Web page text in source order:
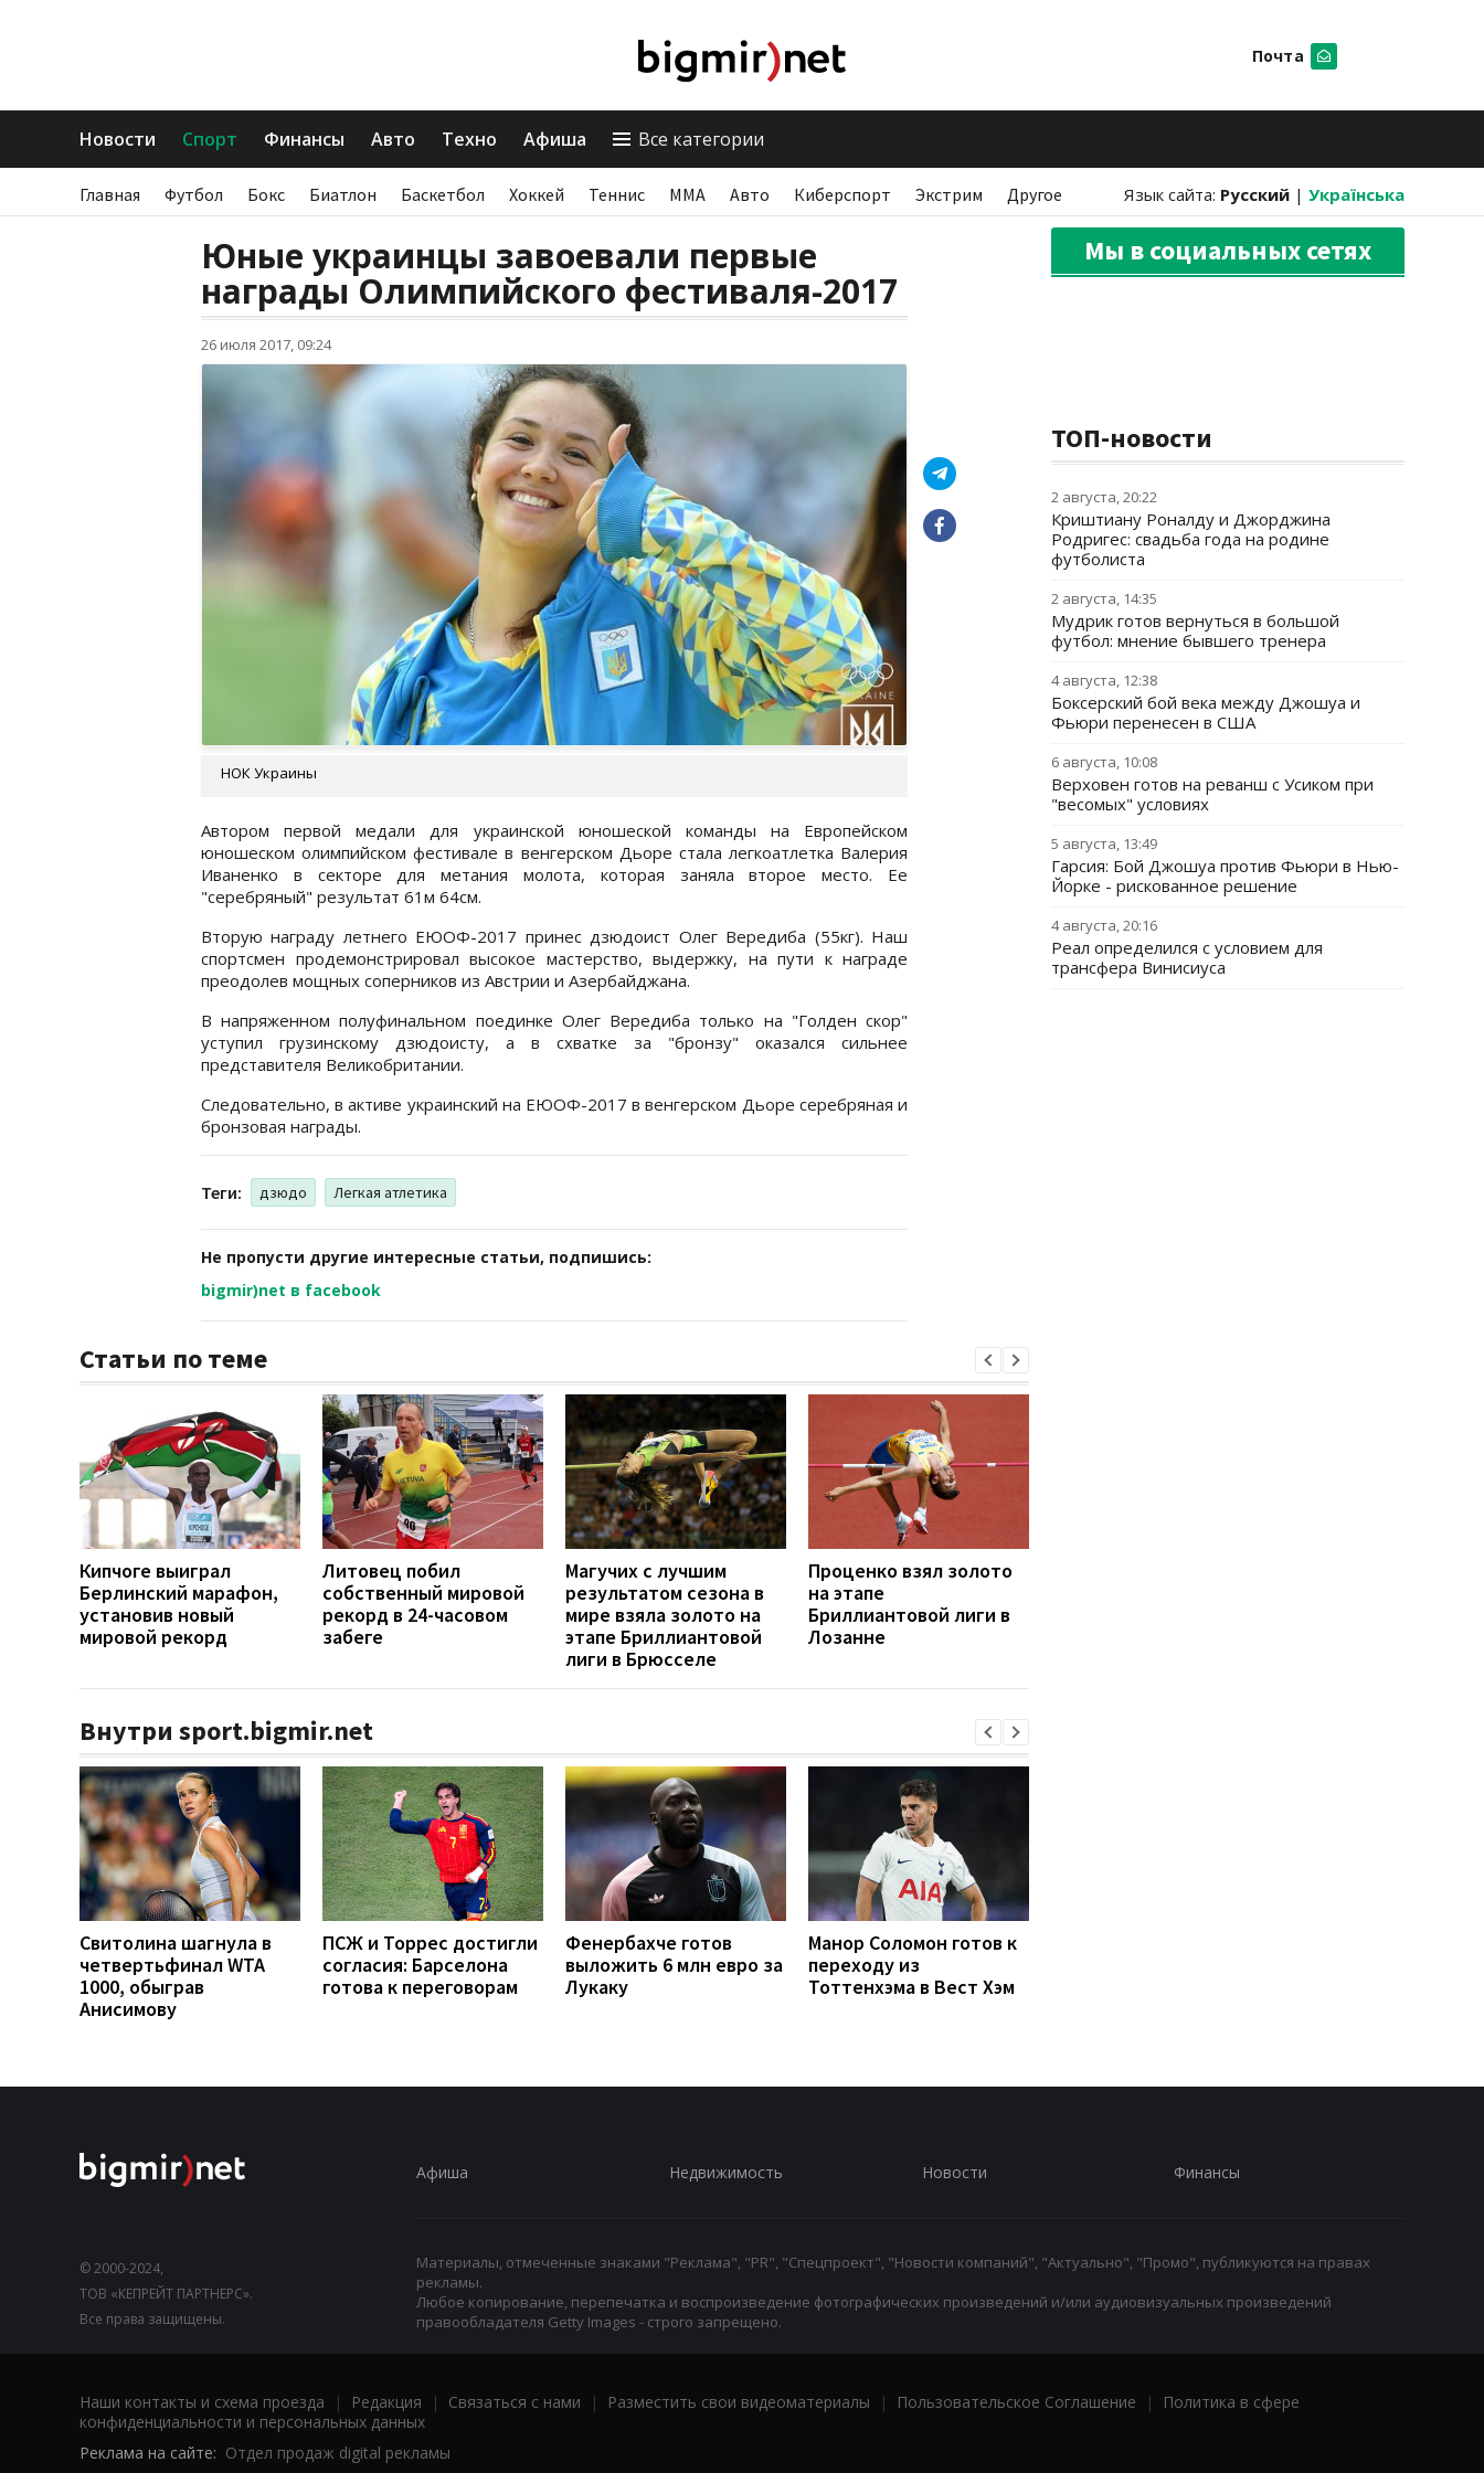
Почта
Новости Спорт Финансы Авто Техно Афиша Все категории
Главная Футбол Бокс Биатлон Баскетбол Хоккей Теннис ММА Авто Киберспорт Экстрим Другое Язык сайта: Русский | Українська
Юные украинцы завоевали первые
награды Олимпийского фестиваля-2017
26 июля 2017, 09:24
НОК Украины
Автором первой медали для украинской юношеской команды на Европейском
юношеском олимпийском фестивале в венгерском Дьоре стала легкоатлетка Валерия
Иваненко в секторе для метания молота, которая заняла второе место. Ее
"серебряный" результат 61м 64см.
Вторую награду летнего ЕЮОФ-2017 принес дзюдоист Олег Вередиба (55кг). Наш
спортсмен продемонстрировал высокое мастерство, выдержку, на пути к награде
преодолев мощных соперников из Австрии и Азербайджана.
В напряженном полуфинальном поединке Олег Вередиба только на "Голден скор"
уступил грузинскому дзюдоисту, а в схватке за "бронзу" оказался сильнее
представителя Великобритании.
Следовательно, в активе украинский на ЕЮОФ-2017 в венгерском Дьоре серебряная и
бронзовая награды.
Теги: дзюдо Легкая атлетика
Не пропусти другие интересные статьи, подпишись:
bigmir)net в facebook
Статьи по теме
Кипчоге выиграл
Берлинский марафон,
установив новый
мировой рекорд
Литовец побил
собственный мировой
рекорд в 24-часовом
забеге
Магучих с лучшим
результатом сезона в
мире взяла золото на
этапе Бриллиантовой
лиги в Брюсселе
Проценко взял золото
на этапе
Бриллиантовой лиги в
Лозанне
Внутри sport.bigmir.net
Свитолина шагнула в
четвертьфинал WTA
1000, обыграв
Анисимову
ПСЖ и Торрес достигли
согласия: Барселона
готова к переговорам
Фенербахче готов
выложить 6 млн евро за
Лукаку
Манор Соломон готов к
переходу из
Тоттенхэма в Вест Хэм
Мы в социальных сетях
ТОП-новости
2 августа, 20:22
Криштиану Роналду и Джорджина
Родригес: свадьба года на родине
футболиста
2 августа, 14:35
Мудрик готов вернуться в большой
футбол: мнение бывшего тренера
4 августа, 12:38
Боксерский бой века между Джошуа и
Фьюри перенесен в США
6 августа, 10:08
Верховен готов на реванш с Усиком при
"весомых" условиях
5 августа, 13:49
Гарсия: Бой Джошуа против Фьюри в Нью-
Йорке - рискованное решение
4 августа, 20:16
Реал определился с условием для
трансфера Винисиуса
© 2000-2024,
ТОВ «КЕПРЕЙТ ПАРТНЕРС».
Все права защищены.
Афиша Недвижимость Новости Финансы
Материалы, отмеченные знаками "Реклама", "PR", "Спецпроект", "Новости компаний", "Актуально", "Промо", публикуются на правах
рекламы.
Любое копирование, перепечатка и воспроизведение фотографических произведений и/или аудиовизуальных произведений
правообладателя Getty Images - строго запрещено.
Наши контакты и схема проезда | Редакция | Связаться с нами | Разместить свои видеоматериалы | Пользовательское Соглашение |
Политика в сфере
конфиденциальности и персональных данных
Реклама на сайте: Отдел продаж digital рекламы